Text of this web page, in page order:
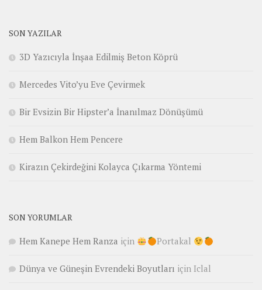
SON YAZILAR
3D Yazıcıyla İnşaa Edilmiş Beton Köprü
Mercedes Vito’yu Eve Çevirmek
Bir Evsizin Bir Hipster’a İnanılmaz Dönüşümü
Hem Balkon Hem Pencere
Kirazın Çekirdeğini Kolayca Çıkarma Yöntemi
SON YORUMLAR
Hem Kanepe Hem Ranza için Portakal
Dünya ve Güneşin Evrendeki Boyutları için Iclal